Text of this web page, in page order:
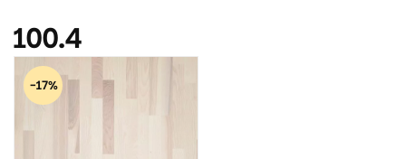
100.4
-17%